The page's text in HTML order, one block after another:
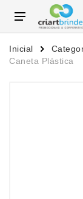
Inicial
Caneta Plástica